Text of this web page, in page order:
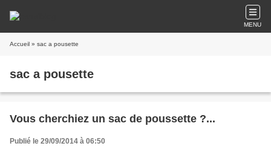
MENU
Accueil » sac a pousette
sac a pousette
Vous cherchiez un sac de poussette ?...
Publié le 29/09/2014 à 06:50